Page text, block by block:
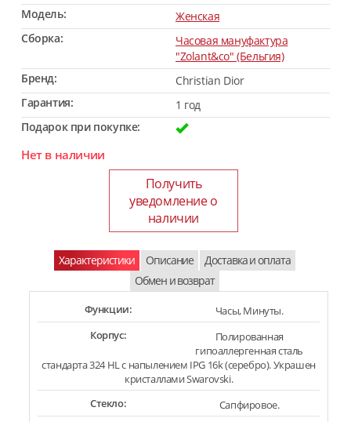
Модель:
Женская
Сборка:
Часовая мануфактура
"Zolant&co" (Бельгия)
Бренд:
Christian Dior
Гарантия:
1 год
Подарок при покупке:
Нет в наличии
Получить
уведомление о
наличии
Характеристики Описание
Доставка и оплата
Обмен и возврат
Функции:
Часы, Минуты.
Корпус:
Полированная
гипоаллергенная сталь
стандарта 324 HL с напылением IPG 16k (серебро). Украшен
кристаллами Swarovski.
Стекло:
Сапфировое.